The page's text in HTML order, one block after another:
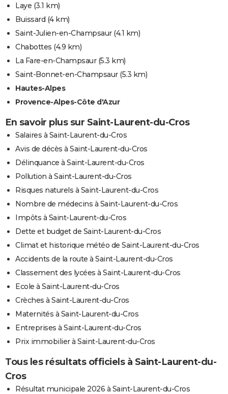
Laye (3.1 km)
Buissard (4 km)
Saint-Julien-en-Champsaur(4.1 km)
Chabottes (4.9 km)
La Fare-en-Champsaur(5.3 km)
Saint-Bonnet-en-Champsaur(5.3 km)
Hautes-Alpes
Provence-Alpes-Côte d'Azur
En savoir plus sur Saint-Laurent-du-Cros
Salaires à Saint-Laurent-du-Cros
Avis de décès à Saint-Laurent-du-Cros
Délinquance à Saint-Laurent-du-Cros
Pollution à Saint-Laurent-du-Cros
Risques naturels à Saint-Laurent-du-Cros
Nombre de médecins à Saint-Laurent-du-Cros
Impôts à Saint-Laurent-du-Cros
Dette et budget de Saint-Laurent-du-Cros
Climat et historique météo de Saint-Laurent-du-Cros
Accidents de la route à Saint-Laurent-du-Cros
Classement des lycées à Saint-Laurent-du-Cros
Ecole à Saint-Laurent-du-Cros
Crèches à Saint-Laurent-du-Cros
Maternités à Saint-Laurent-du-Cros
Entreprises à Saint-Laurent-du-Cros
Prix immobilier à Saint-Laurent-du-Cros
Tous les résultats officiels à Saint-Laurent-du-
Cros
Résultat municipale 2026 à Saint-Laurent-du-Cros